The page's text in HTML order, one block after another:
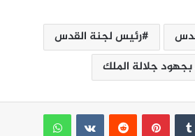
رئيس لجنة القدس
جلالة الملك
بينتيريست
واتساب